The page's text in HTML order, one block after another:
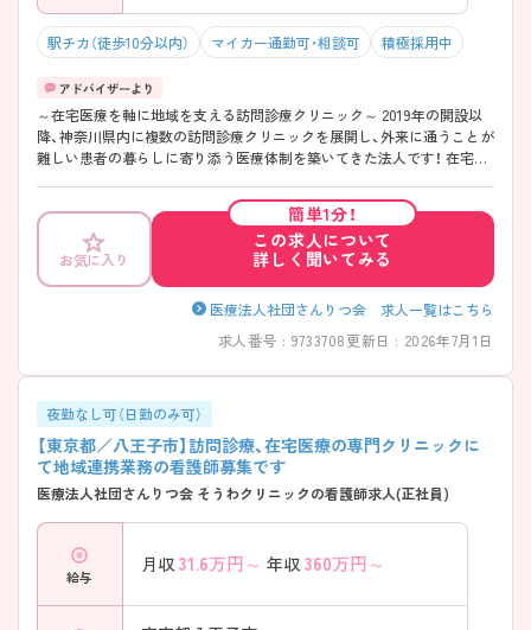
駅チカ（徒歩10分以内） マイカー通勤可・相談可 積極採用中
～在宅医療を軸に地域を支える訪問診療クリニック～ 2019年の開設以
降、神奈川県内に複数の訪問診療クリニックを展開し、外来に通うことが
難しい患者の暮らしに寄り添う医療体制を築いてきた法人です！ 在宅医
機能を一体化させている点が特徴です。働く環境面では、日勤帯を基本
とした勤務設計や教育体制の整備、地域医療に腰を据えて関われる点が
整理されており、訪問診療に初めて関わる方から在宅分野での経験を深
めたいへおススメです！ 《おすすめポイント》 ★勤務負担を抑えつつ在
宅医療に関われる♪ ・オンコールなしで年間休日125日で仕事とプライベ
ートの両立がかないやすい環境です。 ・年末年始や夏季休暇などの長期
い環境です ・プリセプターもつき、研修もしっかり丁寧に実施されます。
★在宅医療を基礎から積み上げられる教育体制です♪ ・訪問診療の流れ
師や他職種と同行しながら段階的に業務を習得できる環境です。 ・在宅
医療に必要な知識や判断を日常業務の中で学べる体制です。 ★複数拠点
展開による安定した法人運営です♪ ・神奈川県内で複数の訪問診療クリ
ニックを運営しています ・お看取り実績も豊富で、多職種連携も活発に
行われております♪
お気に入り
簡単1分！
この求人について
詳しく聞いてみる
医療法人社団さんりつ会 求人一覧はこちら
求人番号 : 9733708更新日 : 2026年7月1日
夜勤なし可（日勤のみ可）
【東京都／八王子市】訪問診療、在宅医療の専門クリニックに
て地域連携業務の看護師募集です
医療法人社団さんりつ会 そうわクリニックの看護師求人(正社員)
給与
月収 31.6万円～ 年収 360万円～